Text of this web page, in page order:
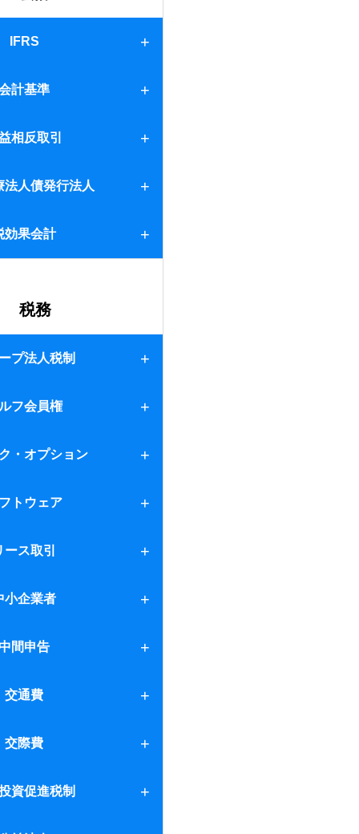
IFRS
計基準
相反取引
法人債発行法人
発行法人
効果会計
税務
プ法人税制
渡等
特例措置
フ会員権
・オプション
ション
トウェア
ース取引
小企業者
間申告
交通費
交際費
資促進税制